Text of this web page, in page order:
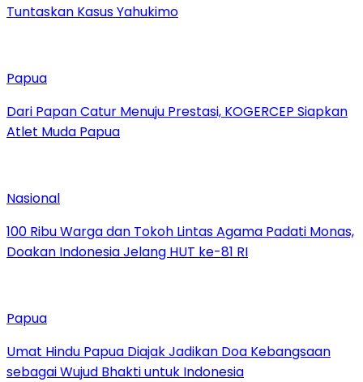
Tuntaskan Kasus Yahukimo
Papua
Dari Papan Catur Menuju Prestasi, KOGERCEP Siapkan
Atlet Muda Papua
Nasional
100 Ribu Warga dan Tokoh Lintas Agama Padati Monas,
Doakan Indonesia Jelang HUT ke-81 RI
Papua
Umat Hindu Papua Diajak Jadikan Doa Kebangsaan
sebagai Wujud Bhakti untuk Indonesia